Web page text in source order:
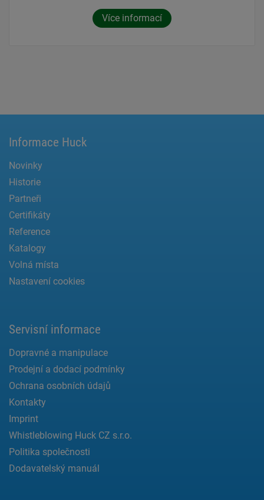
Více informací
Informace Huck
Novinky
Historie
Partneři
Certifikáty
Reference
Katalogy
Volná místa
Nastavení cookies
Servisní informace
Dopravné a manipulace
Prodejní a dodací podmínky
Ochrana osobních údajů
Kontakty
Imprint
Whistleblowing Huck CZ s.r.o.
Politika společnosti
Dodavatelský manuál